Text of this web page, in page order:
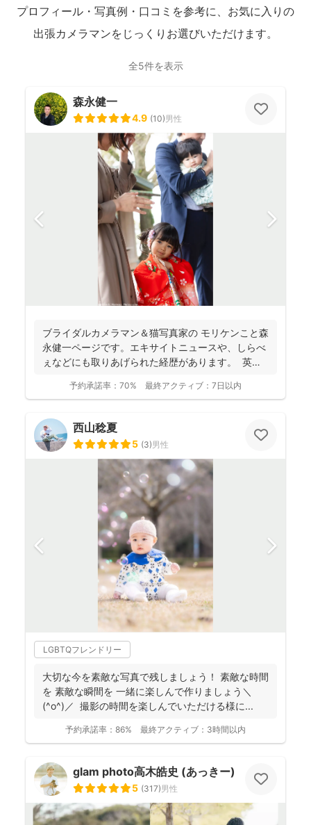
プロフィール・写真例・口コミを参考に、お気に入りの
出張カメラマンをじっくりお選びいただけます。
全5件を表示
森永健一
4.9 (10)男性
ブライダルカメラマン＆猫写真家の​ モリケンこと森
永健一ページです。エキサイトニュースや、しらべ
ぇなどにも取りあげられた経歴があります。 英語
予約承諾率： 70% 最終アクティブ： 7日以内
西山稔夏
5 (3)男性
LGBTQフレンドリー
大切な今を素敵な写真で残しましょう！ 素敵な時間
を 素敵な瞬間を 一緒に楽しんで作りましょう＼
(^o^)／ 撮影の時間を楽しんでいただける様に...
予約承諾率： 86% 最終アクティブ： 3時間以内
glam photo高木皓史 (あっきー)
5 (317)男性